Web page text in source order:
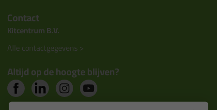
Contact
Kitcentrum B.V.
Alle contactgegevens >
Altijd op de hoogte blijven?